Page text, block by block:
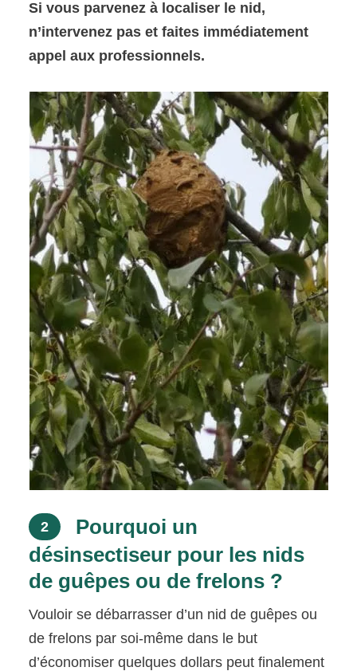
Si vous parvenez à localiser le nid,
n’intervenez pas et faites immédiatement
appel aux professionnels.
2
Pourquoi un
désinsectiseur pour les nids
de guêpes ou de frelons ?
Vouloir se débarrasser d’un nid de guêpes ou
de frelons par soi-même dans le but
d’économiser quelques dollars peut finalement